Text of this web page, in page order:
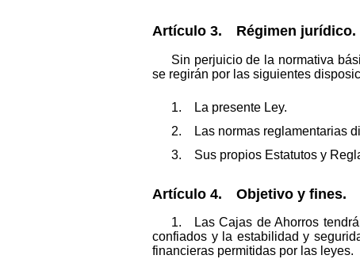
Artículo 3. Régimen jurídico.
Sin perjuicio de la normativa
se regirán por las siguientes
1. La presente Ley.
2. Las normas reglamentarias
3. Sus propios Estatutos y
Artículo 4. Objetivo y fines.
1. Las Cajas de Ahorros
confiados y la estabilidad y
financieras permitidas por las leyes.